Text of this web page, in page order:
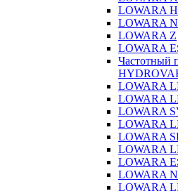
LOWARA
LOWARA
LOWARA Z
LOWARA
Частотный
LOWARA
LOWARA
LOWARA
LOWARA
LOWARA
LOWARA
LOWARA
LOWARA
LOWARA